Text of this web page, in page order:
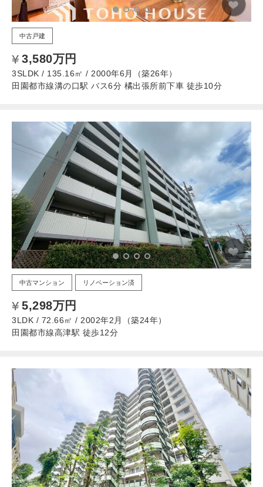
中古戸建
3,580万円
3SLDK / 135.16㎡ / 2000年6月（築26年）
田園都市線溝の口駅 バス6分 橘出張所前下車 徒歩10分
中古マンション リノベーション済
5,298万円
3LDK / 72.66㎡ / 2002年2月（築24年）
田園都市線高津駅 徒歩12分